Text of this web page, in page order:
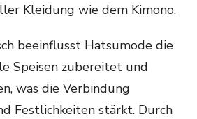
Kleidung wie dem Kimono.
beeinflusst Hatsumode die
Speisen zubereitet und
was die Verbindung
Festlichkeiten stärkt. Durch